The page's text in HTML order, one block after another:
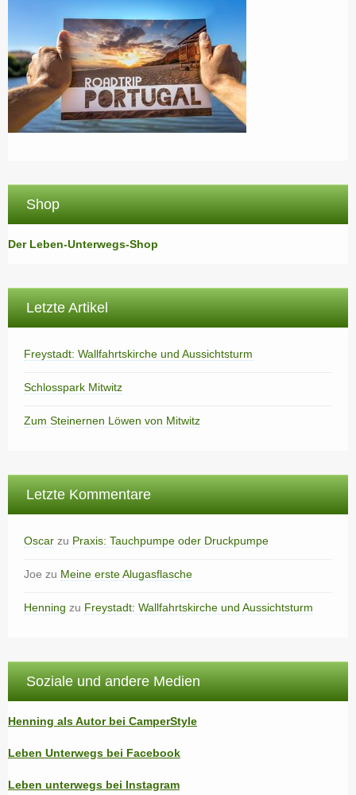
Shop
Der Leben-Unterwegs-Shop
Letzte Artikel
Freystadt: Wallfahrtskirche und Aussichtsturm
Schlosspark Mitwitz
Zum Steinernen Löwen von Mitwitz
Letzte Kommentare
Oscar zu Praxis: Tauchpumpe oder Druckpumpe
Joe zu Meine erste Alugasflasche
Henning zu Freystadt: Wallfahrtskirche und Aussichtsturm
Soziale und andere Medien
Henning als Autor bei CamperStyle
Leben Unterwegs bei Facebook
Leben unterwegs bei Instagram